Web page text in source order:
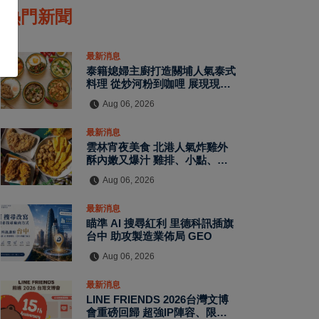
熱門新聞
最新消息
泰籍媳婦主廚打造關埔人氣泰式
料理 從炒河粉到咖哩 展現現點
Aug 06, 2026
最新消息
雲林宵夜美食 北港人氣炸雞外
酥內嫩又爆汁 雞排、小點、飲
Aug 06, 2026
最新消息
瞄準 AI 搜尋紅利 里德科訊插旗
台中 助攻製造業佈局 GEO
Aug 06, 2026
最新消息
LINE FRIENDS 2026台灣文博
會重磅回歸 超強IP陣容、限定